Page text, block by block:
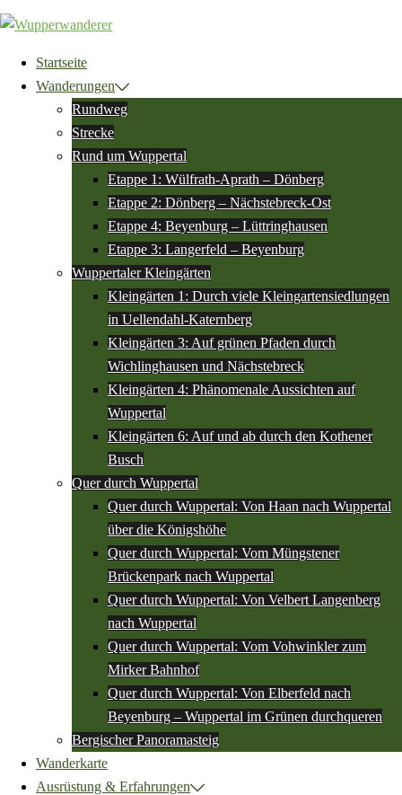
Zum
Inhalt
springenStartseite
Wanderungen
Rundweg
Strecke
Rund um Wuppertal
Etappe 1: Wülfrath-Aprath – Dönberg
Etappe 2: Dönberg – Nächstebreck-Ost
Etappe 4: Beyenburg – Lüttringhausen
Etappe 3: Langerfeld – Beyenburg
Wuppertaler Kleingärten
Kleingärten 1: Durch viele Kleingartensiedlungen
in Uellendahl-Katernberg
Kleingärten 3: Auf grünen Pfaden durch
Wichlinghausen und Nächstebreck
Kleingärten 4: Phänomenale Aussichten auf
Wuppertal
Kleingärten 6: Auf und ab durch den Kothener
Busch
Quer durch Wuppertal
Quer durch Wuppertal: Von Haan nach Wuppertal
über die Königshöhe
Quer durch Wuppertal: Vom Müngstener
Brückenpark nach Wuppertal
Quer durch Wuppertal: Von Velbert Langenberg
nach Wuppertal
Quer durch Wuppertal: Vom Vohwinkler zum
Mirker Bahnhof
Quer durch Wuppertal: Von Elberfeld nach
Beyenburg – Wuppertal im Grünen durchqueren
Bergischer Panoramasteig
Wanderkarte
Ausrüstung & Erfahrungen